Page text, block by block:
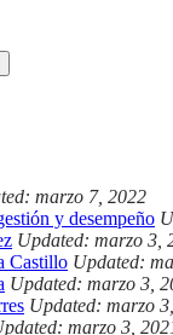
marzo 7, 2022
y desempeño
Updated: marzo 3,
Castillo Updated:
Updated: marzo 3,
Updated: marzo
marzo 3,